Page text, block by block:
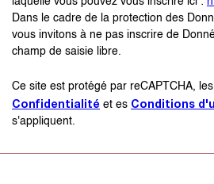
Dans le cadre de la protection des
vous invitons à ne pas inscrire de
champ de saisie libre.
Ce site est protégé par reCAPTCHA, les
Confidentialité et es Conditions
s'appliquent.